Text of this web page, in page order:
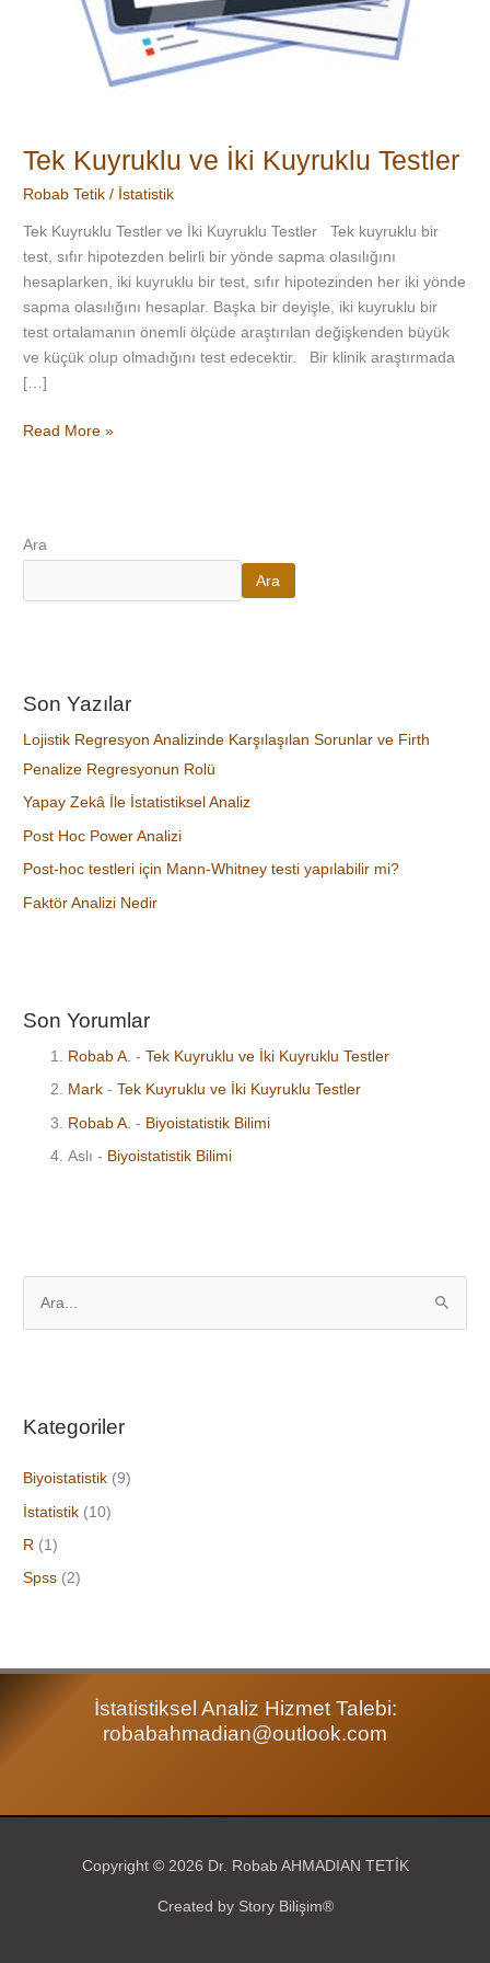
Tek Kuyruklu ve İki Kuyruklu Testler
Robab Tetik/ İstatistik
Tek Kuyruklu Testler ve İki Kuyruklu Testler Tek kuyruklu bir
test, sıfır hipotezden belirli bir yönde sapma olasılığını
hesaplarken, iki kuyruklu bir test, sıfır hipotezinden her iki yönde
sapma olasılığını hesaplar. Başka bir deyişle, iki kuyruklu bir
test ortalamanın önemli ölçüde araştırılan değişkenden büyük
ve küçük olup olmadığını test edecektir. Bir klinik araştırmada
[…]
Read More »
Ara
Ara
Son Yazılar
Lojistik Regresyon Analizinde Karşılaşılan Sorunlar ve Firth
Penalize Regresyonun Rolü
Yapay Zekâ İle İstatistiksel Analiz
Post Hoc Power Analizi
Post-hoc testleri için Mann-Whitney testi yapılabilir mi?
Faktör Analizi Nedir
Son Yorumlar
Robab A. -Tek Kuyruklu ve İki Kuyruklu Testler
Mark -Tek Kuyruklu ve İki Kuyruklu Testler
Robab A. - Biyoistatistik Bilimi
Aslı - Biyoistatistik Bilimi
c
f
o
r
:
Kategoriler
Biyoistatistik (9)
İstatistik (10)
R (1)
Spss (2)
İstatistiksel Analiz Hizmet Talebi:
robabahmadian@outlook.com
Copyright © 2026 Dr. Robab AHMADIAN TETİK
Created by Story Bilişim®